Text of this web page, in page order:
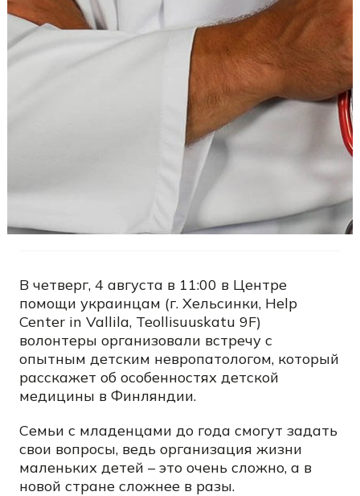
В четверг, 4 августа в 11:00 в Центре
помощи украинцам (г. Хельсинки, Help
Center in Vallila, Teollisuuskatu 9F)
волонтеры организовали встречу с
опытным детским невропатологом, который
расскажет об особенностях детской
медицины в Финляндии.
Семьи с младенцами до года смогут задать
свои вопросы, ведь организация жизни
маленьких детей – это очень сложно, а в
новой стране сложнее в разы.